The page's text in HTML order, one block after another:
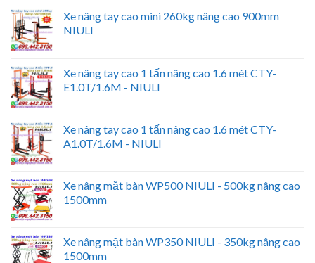
Xe nâng tay cao mini 260kg nâng cao 900mm
NIULI
Xe nâng tay cao 1 tấn nâng cao 1.6 mét CTY-
E1.0T/1.6M - NIULI
Xe nâng tay cao 1 tấn nâng cao 1.6 mét CTY-
A1.0T/1.6M - NIULI
Xe nâng mặt bàn WP500 NIULI - 500kg nâng cao
1500mm
Xe nâng mặt bàn WP350 NIULI - 350kg nâng cao
1500mm